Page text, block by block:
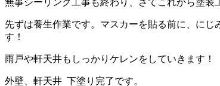
先ずは養生作業です。マスカーを貼る前に、に
す！
雨戸や軒天井もしっかりケレンをしていきます！
外壁、軒天井 下塗り完了です。